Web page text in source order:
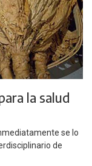
la salud
se lo
de